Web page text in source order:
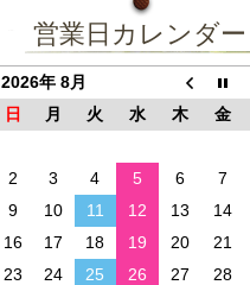
営業日カレンダー
2026年 8月
日
月 火 水 木 金
2
3 4 5 6 7
9
10 11 12 13 14
16
17 18 19 20 21
23
24 25 26 27 28